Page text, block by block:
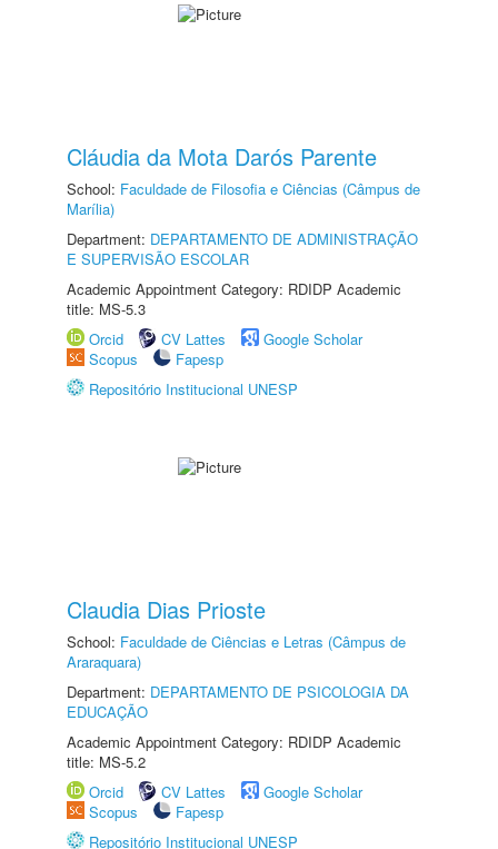
Cláudia da Mota Darós Parente
School: Faculdade de Filosofia e Ciências (Câmpus de
Marília)
Department: DEPARTAMENTO DE ADMINISTRAÇÃO
E SUPERVISÃO ESCOLAR
Academic Appointment Category: RDIDP Academic
title: MS-5.3
Orcid
CV Lattes
Google Scholar
Scopus
Fapesp
Repositório Institucional UNESP
Claudia Dias Prioste
School: Faculdade de Ciências e Letras (Câmpus de
Araraquara)
Department: DEPARTAMENTO DE PSICOLOGIA DA
EDUCAÇÃO
Academic Appointment Category: RDIDP Academic
title: MS-5.2
Orcid
CV Lattes
Google Scholar
Scopus
Fapesp
Repositório Institucional UNESP